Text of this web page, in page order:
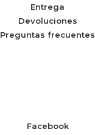
Entrega
Devoluciones
Preguntas frecuentes
Facebook